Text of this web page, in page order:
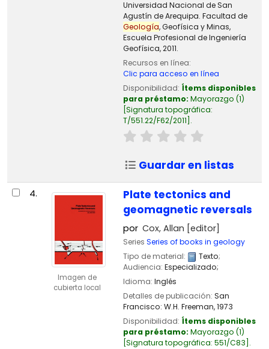
Universidad Nacional de San
Agustín de Arequipa. Facultad de
Geología, Geofísica y Minas,
Escuela Profesional de Ingeniería
Geofísica, 2011.
Recursos en línea:
Clic para acceso en línea
Disponibilidad: Ítems disponibles
para préstamo: Mayorazgo (1)
Signatura topográfica:
T/551.22/F62/2011 .
Guardar en listas
4.
Imagen de
cubierta local
Plate tectonics and
geomagnetic reversals
por Cox, Allan [editor]
Series Series of books in geology
Tipo de material:
Texto;
Audiencia: Especializado;
Idioma: Inglés
Detalles de publicación: San
Francisco: W.H. Freeman,1973
Disponibilidad: Ítems disponibles
para préstamo: Mayorazgo (1)
Signatura topográfica: 551/C83 .